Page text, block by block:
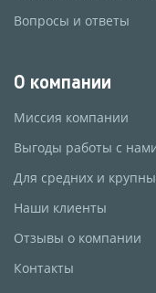
Вопросы и ответы
О компании
Миссия компании
Выгоды работы с
Для средних и
Наши клиенты
Отзывы о компании
Контакты